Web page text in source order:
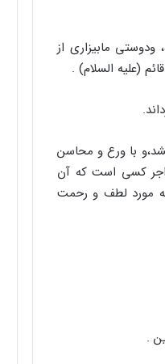
ودوستی مابیزاری از
(علیه السلام) .
با ورع و محاسن
اجر کسی است که آن
مورد لطف و رحمت
.